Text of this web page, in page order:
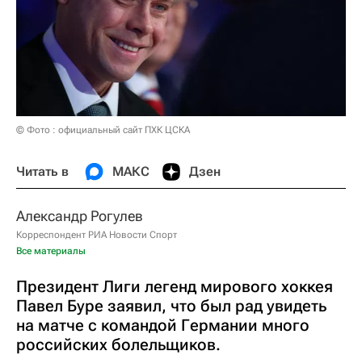
© Фото : официальный сайт ПХК ЦСКА
Читать в МАКС Дзен
Александр Рогулев
Корреспондент РИА Новости Спорт
Все материалы
Президент Лиги легенд мирового хоккея
Павел Буре заявил, что был рад увидеть
на матче с командой Германии много
российских болельщиков.